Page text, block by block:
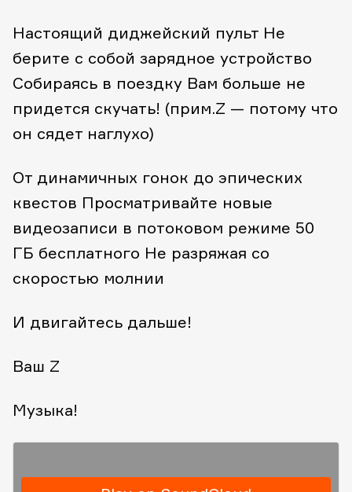
Настоящий диджейский пульт Не
берите с собой зарядное устройство
Собираясь в поездку Вам больше не
придется скучать! (прим.Z — потому что
он сядет наглухо)
От динамичных гонок до эпических
квестов Просматривайте новые
видеозаписи в потоковом режиме 50
ГБ бесплатного Не разряжая со
скоростью молнии
И двигайтесь дальше!
Ваш Z
Музыка!